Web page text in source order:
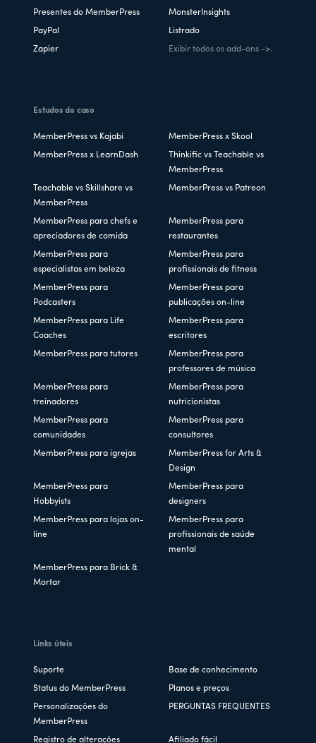
Presentes do MemberPress MonsterInsights
PayPal Listrado
Zapier Exibir todos os add-ons ->.
Estudos de caso
MemberPress vs Kajabi MemberPress x Skool
MemberPress x LearnDash
Thinkific vs Teachable vs
MemberPress
Teachable vs Skillshare vs
MemberPress
MemberPress vs Patreon
MemberPress para chefs e
apreciadores de comida
MemberPress para
restaurantes
MemberPress para
especialistas em beleza
MemberPress para
profissionais de fitness
MemberPress para
Podcasters
MemberPress para
publicações on-line
MemberPress para Life
Coaches
MemberPress para
escritores
MemberPress para tutores
MemberPress para
professores de música
MemberPress para
treinadores
MemberPress para
nutricionistas
MemberPress para
comunidades
MemberPress para
consultores
MemberPress para igrejas
MemberPress for Arts &
Design
MemberPress para
Hobbyists
MemberPress para
designers
MemberPress para lojas on-
line
MemberPress para
profissionais de saúde
mental
MemberPress para Brick &
Mortar
Links úteis
Suporte Base de conhecimento
Status do MemberPress Planos e preços
Personalizações do
MemberPress
PERGUNTAS FREQUENTES
Registro de alterações Afiliado fácil